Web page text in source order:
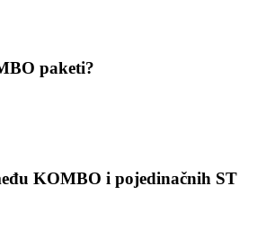
paketi?
KOMBO i pojedinačnih ST